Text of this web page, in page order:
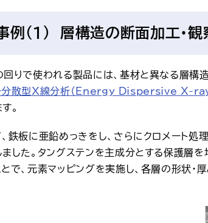
例（１） 層構造の断面加工・観
りで使われる製品には、基材と異なる層構
分散型X線分析（Energy Dispersive X-
。
鉄板に亜鉛めっきをし、さらにクロメート
ました。タングステンを主成分とする保護層
で、元素マッピングを実施し、各層の形状・厚